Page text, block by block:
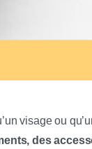
visage ou
des